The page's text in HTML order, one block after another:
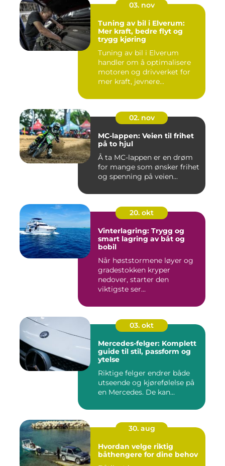
03. nov
Tuning av bil i Elverum:
Mer kraft, bedre flyt og
trygg kjøring
Tuning av bil i Elverum
handler om å optimalisere
motoren og drivverket for
mer kraft, jevnere...
02. nov
MC-lappen: Veien til frihet
på to hjul
Å ta MC-lappen er en drøm
for mange som ønsker frihet
og spenning på veien...
20. okt
Vinterlagring: Trygg og
smart lagring av båt og
bobil
Når høststormene løyer og
gradestokken kryper
nedover, starter den
viktigste ser...
03. okt
Mercedes-felger: Komplett
guide til stil, passform og
ytelse
Riktige felger endrer både
utseende og kjørefølelse på
en Mercedes. De kan...
30. aug
Hvordan velge riktig
båthengere for dine behov